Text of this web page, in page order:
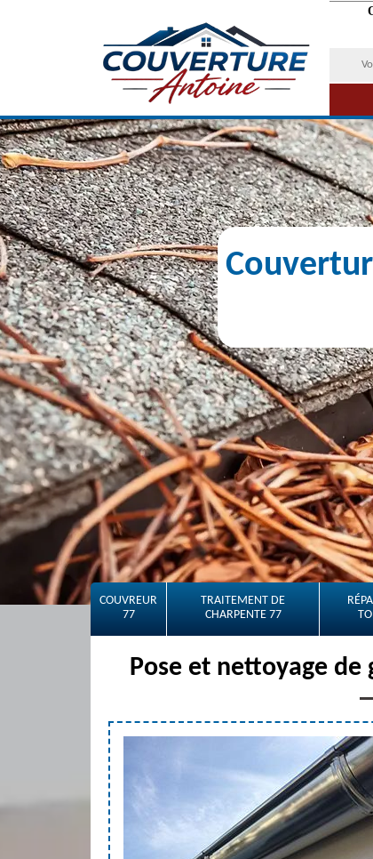
COUVREUR
77
TRAITEMENT DE
CHARPENTE 77
Pose et nettoyage